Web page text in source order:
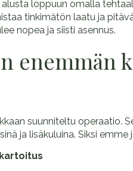
loppuun omalla
tinkimätön laatu ja
nopea ja siisti asennus.
enemmän
suunniteltu operaatio.
ja lisäkuluina. Siksi